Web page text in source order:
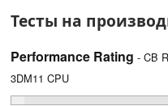
Тесты на
Performance Rating - CB
3DM11 CPU